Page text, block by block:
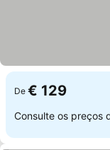
De € 129
Consulte os preços